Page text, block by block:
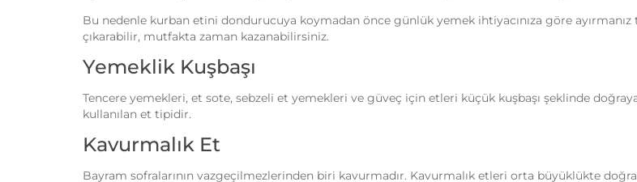
Bu nedenle kurban etini dondurucuya koymadan önce günlük yemek ihtiyacınıza göre
çıkarabilir, mutfakta zaman kazanabilirsiniz.
Yemeklik Kuşbaşı
Tencere yemekleri, et sote, sebzeli et yemekleri ve güveç için etleri küçük kuşbaşı şeklinde
kullanılan et tipidir.
Kavurmalık Et
Bayram sofralarının vazgeçilmezlerinden biri kavurmadır. Kavurmalık etleri orta büyüklükte